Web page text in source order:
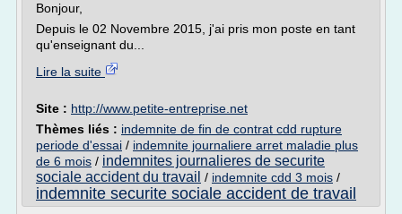
Bonjour,
Depuis le 02 Novembre 2015, j'ai pris mon poste en tant
qu'enseignant du...
Lire la suite
Site : http://www.petite-entreprise.net
Thèmes liés : indemnite de fin de contrat cdd rupture
periode d'essai / indemnite journaliere arret maladie plus
de 6 mois / indemnites journalieres de securite
sociale accident du travail / indemnite cdd 3 mois /
indemnite securite sociale accident de travail